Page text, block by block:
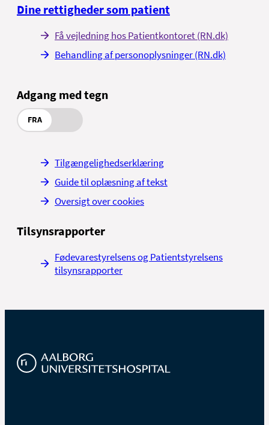
Dine rettigheder som patient
Få vejledning hos Patientkontoret (RN.dk)
Behandling af personoplysninger (RN.dk)
Adgang med tegn
FRA
Tilgængelighedserklæring
Guide til oplæsning af tekst
Oversigt over cookies
Tilsynsrapporter
Fødevarestyrelsens og Patientstyrelsens
tilsynsrapporter